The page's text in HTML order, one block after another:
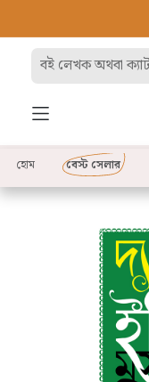
হোম বেস্ট সেলার